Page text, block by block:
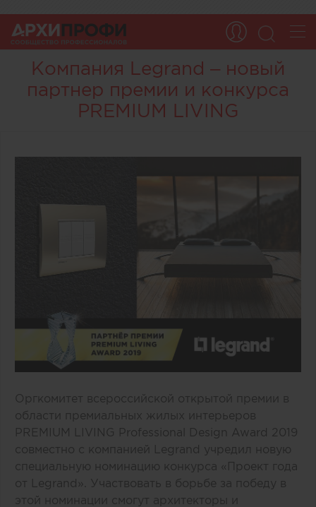
Компания Legrand – новый
партнер премии и конкурса
PREMIUM LIVING
Оргкомитет всероссийской открытой премии в
области премиальных жилых интерьеров
PREMIUM LIVING Professional Design Award 2019
совместно с компанией Legrand учредил новую
специальную номинацию конкурса «Проект года
от Legrand». Участвовать в борьбе за победу в
этой номинации смогут архитекторы и